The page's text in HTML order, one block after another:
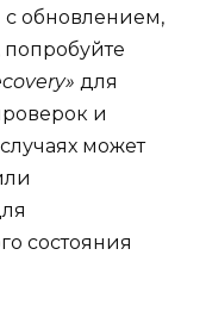
обновлением,
для
и
может
состояния